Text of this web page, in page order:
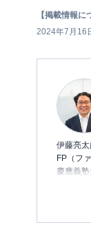
【掲載情報に
2024年7月16
伊藤亮太
FP（フ
慶應義
その後
現在は